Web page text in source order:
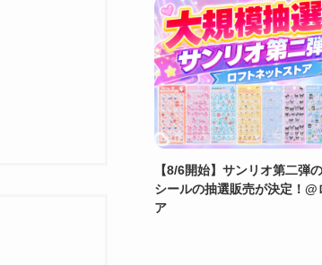
【8/6開始】サンリオ第二弾
シールの抽選販売が決定！@
ア